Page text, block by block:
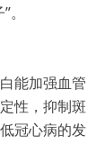
能加强血管
性，抑制斑
冠心病的发